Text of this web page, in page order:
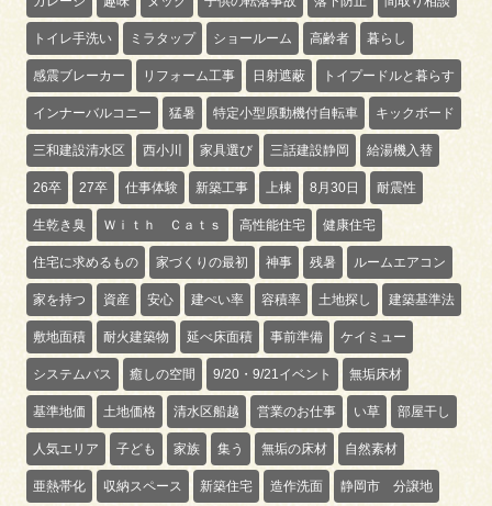
トイレ手洗い ミラタップ ショールーム 高齢者 暮らし
感震ブレーカー リフォーム工事 日射遮蔽 トイプードルと暮らす
インナーバルコニー 猛暑 特定小型原動機付自転車 キックボード
三和建設清水区 西小川 家具選び 三話建設静岡 給湯機入替
26卒 27卒 仕事体験 新築工事 上棟 8月30日 耐震性
生乾き臭 Ｗｉｔｈ Ｃａｔｓ 高性能住宅 健康住宅
住宅に求めるもの 家づくりの最初 神事 残暑 ルームエアコン
家を持つ 資産 安心 建ぺい率 容積率 土地探し 建築基準法
敷地面積 耐火建築物 延べ床面積 事前準備 ケイミュー
システムバス 癒しの空間 9/20・9/21イベント 無垢床材
基準地価 土地価格 清水区船越 営業のお仕事 い草 部屋干し
人気エリア 子ども 家族 集う 無垢の床材 自然素材
亜熱帯化 収納スペース 新築住宅 造作洗面 静岡市 分譲地